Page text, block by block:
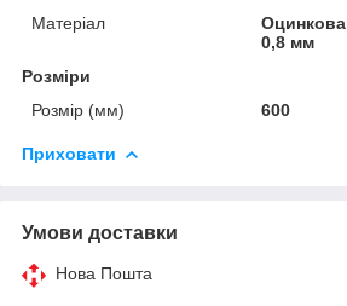
Матеріал
0,8 мм
Розміри
Розмір (мм)
600
Приховати
Умови доставки
Нова Пошта